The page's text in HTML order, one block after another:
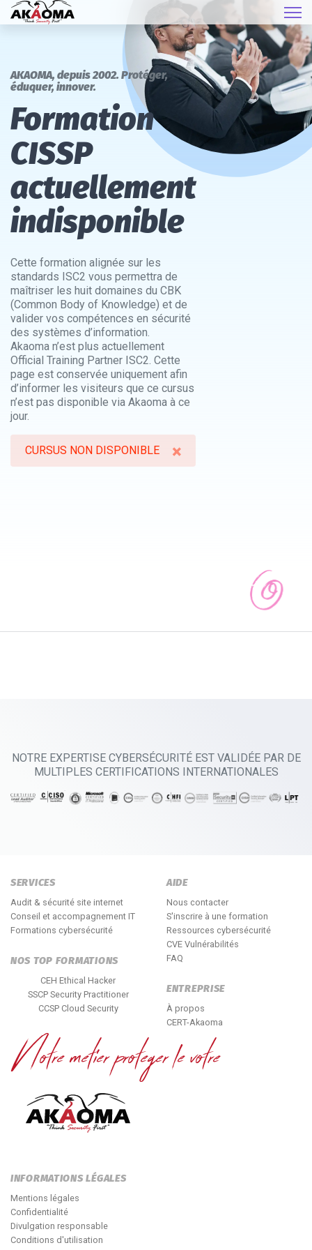
AKAOMA, depuis 2002. Protéger,
éduquer, innover.
Formation
CISSP
actuellement
indisponible
Cette formation alignée sur les
standards ISC2 vous permettra de
maîtriser les huit domaines du CBK
(Common Body of Knowledge) et de
valider vos compétences en sécurité
des systèmes d’information.
Akaoma n’est plus actuellement
Official Training Partner ISC2. Cette
page est conservée uniquement afin
d’informer les visiteurs que ce cursus
n’est pas disponible via Akaoma à ce
jour.
×
CURSUS NON DISPONIBLE
NOTRE EXPERTISE CYBERSÉCURITÉ EST VALIDÉE PAR DE
MULTIPLES CERTIFICATIONS INTERNATIONALES
SERVICES
Audit & sécurité site internet
Conseil et accompagnement IT
Formations cybersécurité
NOS TOP FORMATIONS
CEH Ethical Hacker
SSCP Security Practitioner
CCSP Cloud Security
AIDE
Nous contacter
S'inscrire à une formation
Ressources cybersécurité
CVE Vulnérabilités
FAQ
ENTREPRISE
À propos
CERT-Akaoma
INFORMATIONS LÉGALES
Mentions légales
Confidentialité
Divulgation responsable
Conditions d'utilisation